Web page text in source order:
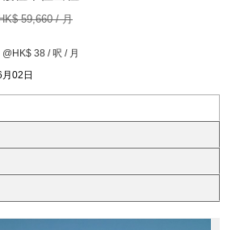
59,660 / 月
@HK$ 38 / 呎 / 月
02日